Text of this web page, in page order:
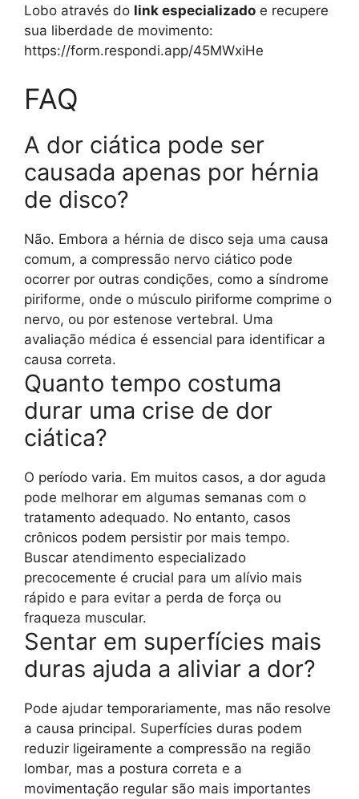
Lobo através do link especializado e recupere
sua liberdade de movimento:
https://form.respondi.app/45MWxiHe
FAQ
A dor ciática pode ser
causada apenas por hérnia
de disco?
Não. Embora a hérnia de disco seja uma causa
comum, a compressão nervo ciático pode
ocorrer por outras condições, como a síndrome
piriforme, onde o músculo piriforme comprime o
nervo, ou por estenose vertebral. Uma
avaliação médica é essencial para identificar a
causa correta.
Quanto tempo costuma
durar uma crise de dor
ciática?
O período varia. Em muitos casos, a dor aguda
pode melhorar em algumas semanas com o
tratamento adequado. No entanto, casos
crônicos podem persistir por mais tempo.
Buscar atendimento especializado
precocemente é crucial para um alívio mais
rápido e para evitar a perda de força ou
fraqueza muscular.
Sentar em superfícies mais
duras ajuda a aliviar a dor?
Pode ajudar temporariamente, mas não resolve
a causa principal. Superfícies duras podem
reduzir ligeiramente a compressão na região
lombar, mas a postura correta e a
movimentação regular são mais importantes